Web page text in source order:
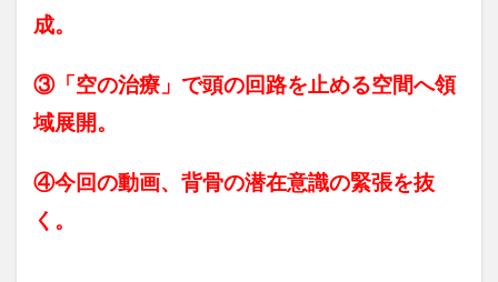
成。
③「空の治療」で頭の回路を止める空間へ領
域展開。
④今回の動画、背骨の潜在意識の緊張を抜
く。